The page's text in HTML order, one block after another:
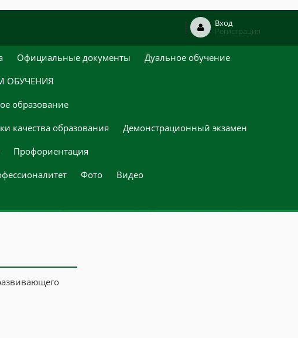
Вход
Регистрация
Официальные документы
Дуальное обучение
ОБУЧЕНИЯ
образование
качества образования
Демонстрационный экзамен
Профориентация
Фото
Видео